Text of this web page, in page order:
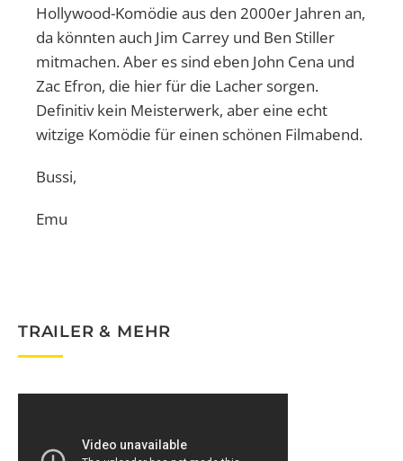
Hollywood-Komödie aus den 2000er Jahren an,
da könnten auch Jim Carrey und Ben Stiller
mitmachen. Aber es sind eben John Cena und
Zac Efron, die hier für die Lacher sorgen.
Definitiv kein Meisterwerk, aber eine echt
witzige Komödie für einen schönen Filmabend.
Bussi,
Emu
TRAILER & MEHR